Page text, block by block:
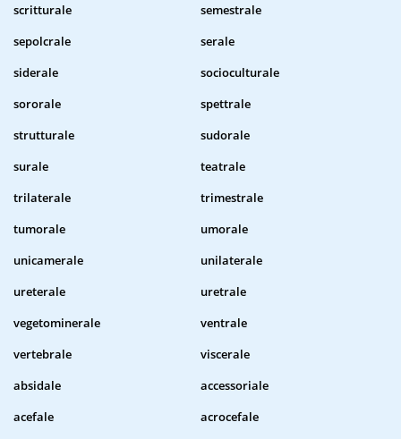
scritturale
semestrale
sepolcrale
serale
siderale
socioculturale
sororale
spettrale
strutturale
sudorale
surale
teatrale
trilaterale
trimestrale
tumorale
umorale
unicamerale
unilaterale
ureterale
uretrale
vegetominerale
ventrale
vertebrale
viscerale
absidale
accessoriale
acefale
acrocefale